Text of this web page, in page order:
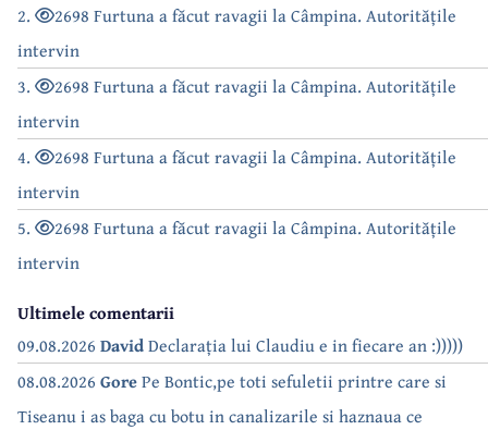
2.
2698 Furtuna a făcut ravagii la Câmpina. Autoritățile
intervin
3.
2698 Furtuna a făcut ravagii la Câmpina. Autoritățile
intervin
4.
2698 Furtuna a făcut ravagii la Câmpina. Autoritățile
intervin
5.
2698 Furtuna a făcut ravagii la Câmpina. Autoritățile
intervin
Ultimele comentarii
09.08.2026 DavidDeclarația lui Claudiu e in fiecare an :)))))
08.08.2026 GorePe Bontic,pe toti sefuletii printre care si
Tiseanu i as baga cu botu in canalizarile si haznaua ce